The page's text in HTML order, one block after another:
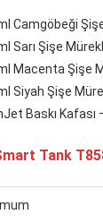
Camgöbeği
Sarı Şişe
Macenta Şişe
Siyah Şişe
Baskı Kafası
Tank